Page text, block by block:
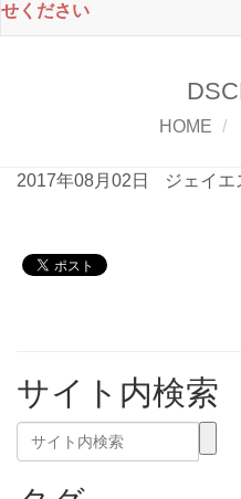
せください
HOME
2017年08月02日 ジェイ
サイト内検索